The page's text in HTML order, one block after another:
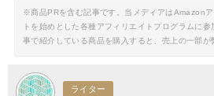
※商品PRを含む記事です。当メディアはAmazon
トを始めとした各種アフィリエイトプログラムに
事で紹介している商品を購入すると、売上の一部が
ライター